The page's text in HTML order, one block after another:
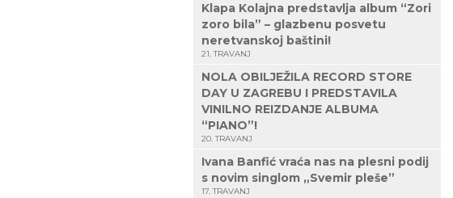
Klapa Kolajna predstavlja album “Zori
zoro bila” – glazbenu posvetu
neretvanskoj baštini!
21. TRAVANJ
NOLA OBILJEŽILA RECORD STORE
DAY U ZAGREBU I PREDSTAVILA
VINILNO REIZDANJE ALBUMA
“PIANO”!
20. TRAVANJ
Ivana Banfić vraća nas na plesni podij
s novim singlom „Svemir pleše”
17. TRAVANJ